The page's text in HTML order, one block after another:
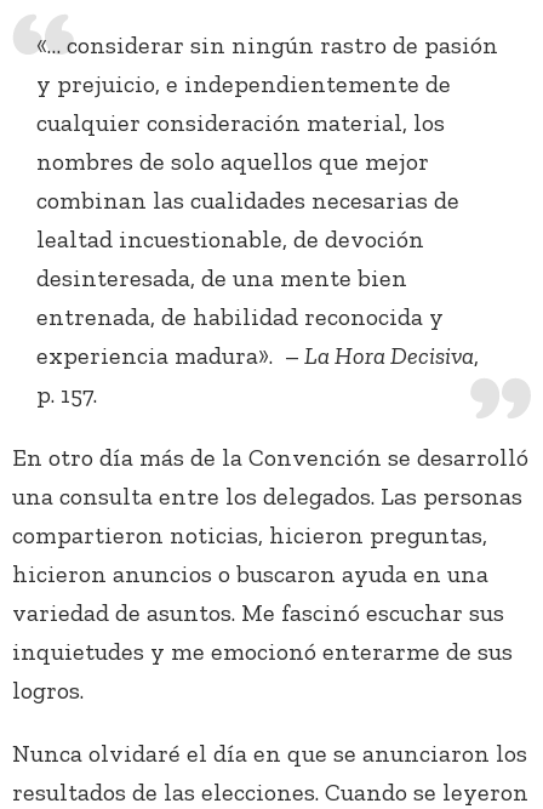
«… considerar sin ningún rastro de pasión
y prejuicio, e independientemente de
cualquier consideración material, los
nombres de solo aquellos que mejor
combinan las cualidades necesarias de
lealtad incuestionable, de devoción
desinteresada, de una mente bien
entrenada, de habilidad reconocida y
experiencia madura». – La Hora Decisiva,
p. 157.
En otro día más de la Convención se desarrolló
una consulta entre los delegados. Las personas
compartieron noticias, hicieron preguntas,
hicieron anuncios o buscaron ayuda en una
variedad de asuntos. Me fascinó escuchar sus
inquietudes y me emocionó enterarme de sus
logros.
Nunca olvidaré el día en que se anunciaron los
resultados de las elecciones. Cuando se leyeron